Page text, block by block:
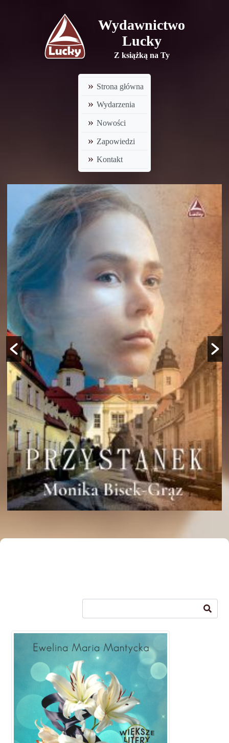
Wydawnictwo
Lucky
Z książką na Ty
Strona główna
Wydarzenia
Nowości
Zapowiedzi
Kontakt